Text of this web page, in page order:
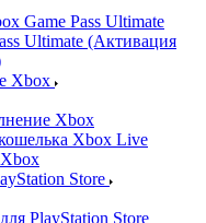
Game Pass Ultimate
Ultimate (Активация
Xbox
Xbox
Xbox Live
Store
PlayStation Store